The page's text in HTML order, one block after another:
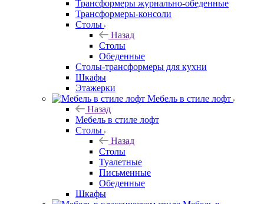
Трансформеры журнально-обеденные
Трансформеры-консоли
Столы
Назад
Столы
Обеденные
Столы-трансформеры для кухни
Шкафы
Этажерки
Мебель в стиле лофт
Назад
Мебель в стиле лофт
Столы
Назад
Столы
Туалетные
Письменные
Обеденные
Шкафы